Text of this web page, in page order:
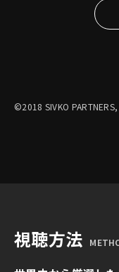
©2018 SIVKO PARTNERS,
視聴方法